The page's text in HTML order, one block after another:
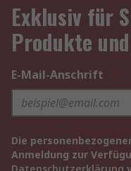
Exklusiv für
Produkte
E-Mail-Anschrift
Die
Anmeldung zur